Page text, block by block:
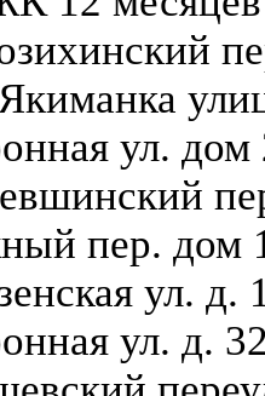
ул. дом
пер. дом
ул. д.
ул. д.